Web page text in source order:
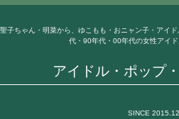
アイドル・ポップ
聖子ちゃん・明菜から、ゆこもも・おニャン子・アイ
代・90年代・00年代の女性アイド
SINCE